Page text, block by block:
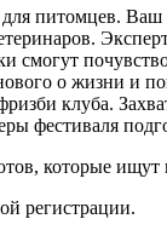
питомцев. Ваш
смогут
о жизни и
клуба.
фестиваля
которые
регистрации.